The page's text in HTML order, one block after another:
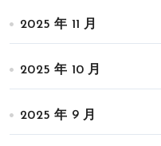
2025 年 11 月
2025 年 10 月
2025 年 9 月